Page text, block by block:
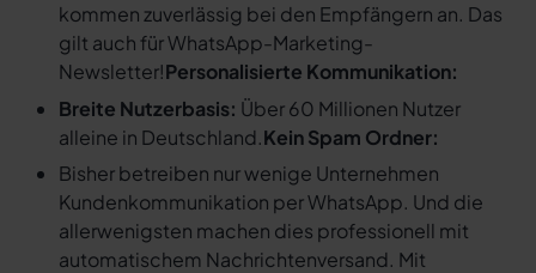
kommen zuverlässig bei den Empfängern an. Das
gilt auch für WhatsApp-Marketing-
Newsletter!Personalisierte Kommunikation:
Breite Nutzerbasis: Über 60 Millionen Nutzer
alleine in Deutschland.Kein Spam Ordner:
Bisher betreiben nur wenige Unternehmen
Kundenkommunikation per WhatsApp. Und die
allerwenigsten machen dies professionell mit
automatischem Nachrichtenversand. Mit